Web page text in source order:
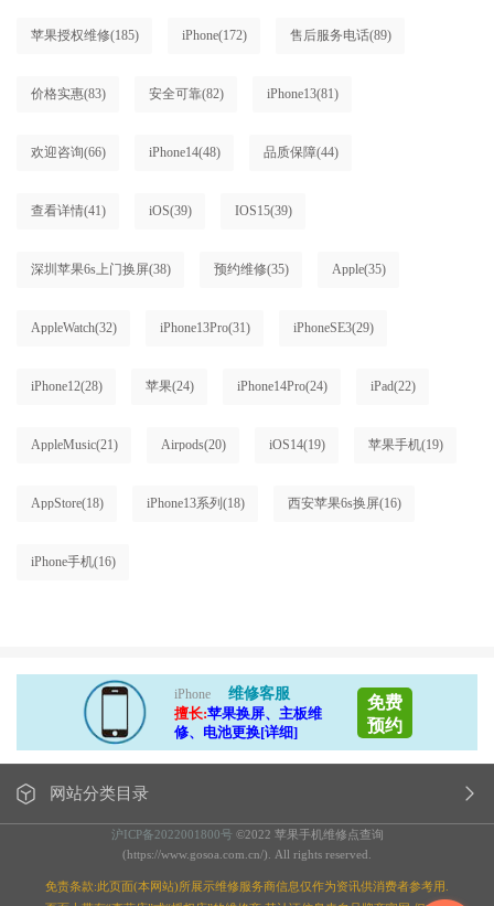
苹果授权维修(185) iPhone(172) 售后服务电话(89)
价格实惠(83) 安全可靠(82) iPhone13(81)
欢迎咨询(66) iPhone14(48) 品质保障(44)
查看详情(41) iOS(39) IOS15(39)
深圳苹果6s上门换屏(38) 预约维修(35) Apple(35)
AppleWatch(32) iPhone13Pro(31) iPhoneSE3(29)
iPhone12(28) 苹果(24) iPhone14Pro(24) iPad(22)
AppleMusic(21) Airpods(20) iOS14(19) 苹果手机(19)
AppStore(18) iPhone13系列 (18) 西安苹果6s换屏(16)
iPhone手机(16)
iPhone
维修客服
擅长:苹果换屏、主板维
修、电池更换[详细]
免费
预约
网站分类目录
沪ICP备2022001800号 ©2022 苹果手机维修点查询
(https://www.gosoa.com.cn/). All rights reserved.
免责条款:此页面(本网站)所展示维修服务商信息仅作为资讯供消费者参考用.